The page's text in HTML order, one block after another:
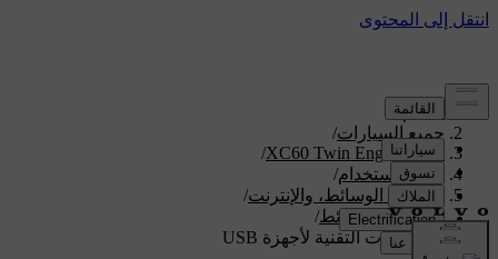
الدعم/
جميع السيارات/
XC60 Twin Engine 2020
/
دليل الاستخدام/
الصوت، الوسائط، والإنترنت/
مشغل الوسائط/
المواصفات التقنية لأجهزة USB